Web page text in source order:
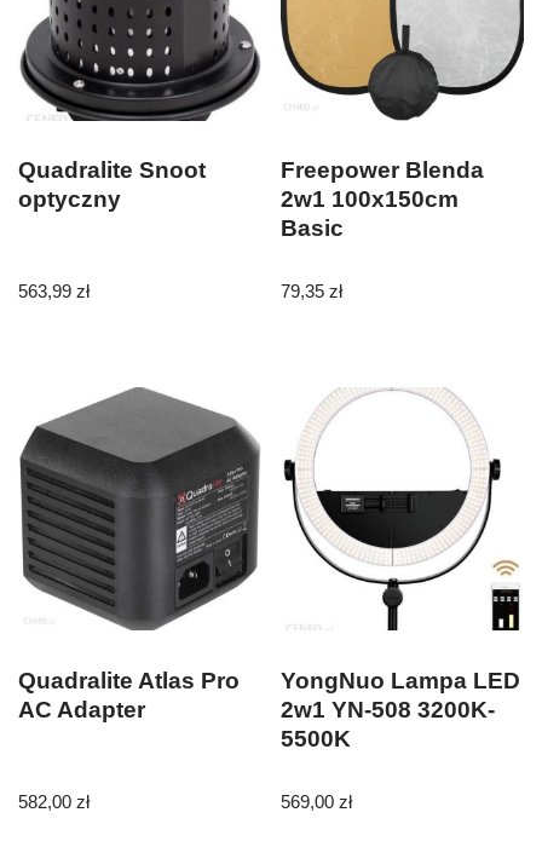
Quadralite Snoot
optyczny
563,99 zł
Freepower Blenda
2w1 100x150cm
Basic
79,35zł
Quadralite Atlas Pro
AC Adapter
582,00 zł
YongNuo Lampa LED
2w1 YN-508 3200K-
5500K
569,00zł